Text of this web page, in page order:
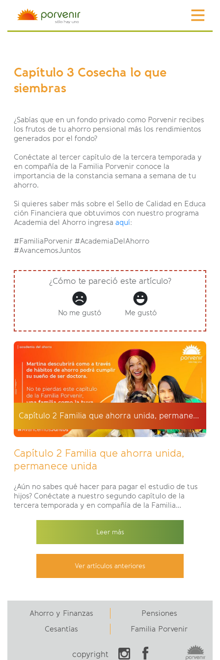
Capítulo 3 Cosecha lo que
siembras
¿Sabías que en un fondo privado como Porvenir recibes
los frutos de tu ahorro pensional más los rendimientos
generados por el fondo?
Conéctate al tercer capítulo de la tercera temporada y
en compañía de la Familia Porvenir conoce la
importancia de la constancia semana a semana de tu
ahorro.
Si quieres saber más sobre el Sello de Calidad en Educa
ción Financiera que obtuvimos con nuestro programa
Academia del Ahorro ingresa aquí:
#FamiliaPorvenir #AcademiaDelAhorro
#AvancemosJuntos
¿Cómo te pareció este artículo?
No me gustó Me gustó
Capítulo 2 Familia que ahorra unida, permanece unida
Capítulo 2 Familia que ahorra unida,
permanece unida
¿Aún no sabes qué hacer para pagar el estudio de tus
hijos? Conéctate a nuestro segundo capítulo de la
tercera temporada y en compañía de la Familia
Leer más
Ver artículos anteriores
Ahorro y Finanzas
Pensiones
Cesantías
Familia Porvenir
copyright